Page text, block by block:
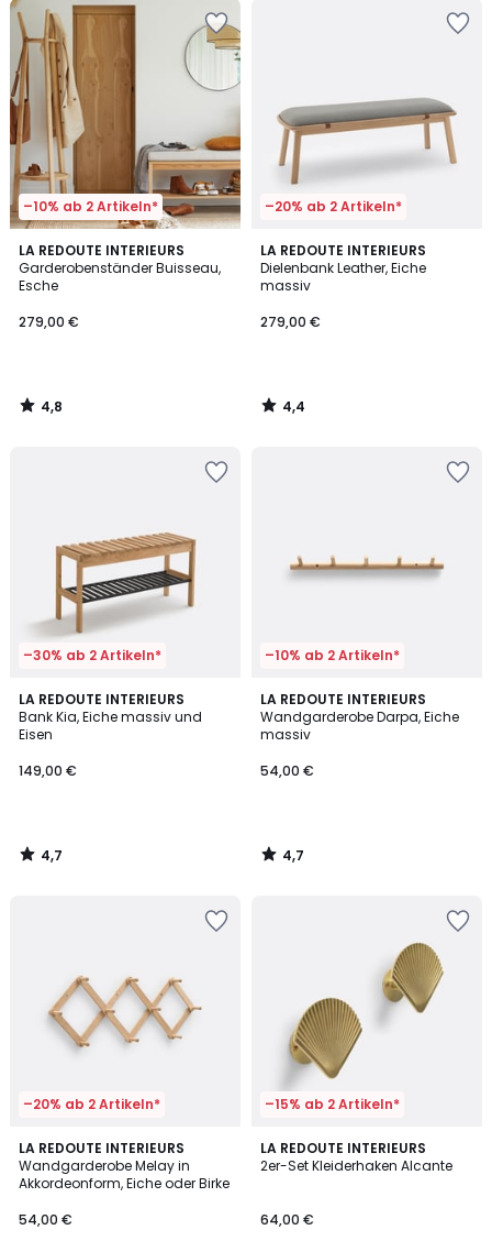
–10% ab 2 Artikeln*
LA REDOUTE INTERIEURS
Garderobenständer Buisseau,
Esche
279,00 €
4,8
/ 5
4,8
/
–20% ab 2 Artikeln*
LA REDOUTE INTERIEURS
Dielenbank Leather, Eiche
massiv
279,00 €
4,4
/ 5
4,4
/
–30% ab 2 Artikeln*
LA REDOUTE INTERIEURS
Bank Kia, Eiche massiv und
Eisen
149,00 €
4,7
/ 5
4,7
/
–10% ab 2 Artikeln*
LA REDOUTE INTERIEURS
Wandgarderobe Darpa, Eiche
massiv
54,00 €
4,7
/ 5
4,7
/
–20% ab 2 Artikeln*
LA REDOUTE INTERIEURS
Wandgarderobe Melay in
Akkordeonform, Eiche oder Birke
54,00 €
4,7
/ 5
–15% ab 2 Artikeln*
LA REDOUTE INTERIEURS
2er-Set Kleiderhaken Alcante
64,00 €
4,4
/ 5